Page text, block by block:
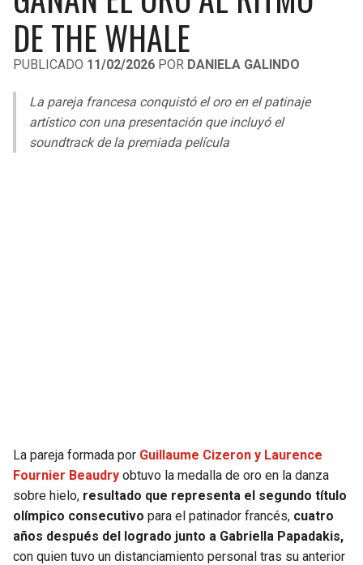
LIGA DE EXPANSIÓN MX
LEAGUES CUP
UEFA EUROPA LEAGUE
UEFA CONFERENCE LEAGUE
COPA LIBERTADORES
COPA SUDAMERICANA
DE THE WHALE
PUBLICADO 11/02/2026 POR DANIELA GALINDO
La pareja francesa conquistó el oro en el patinaje
artístico con una presentación que incluyó el
soundtrack de la premiada película
La pareja formada por Guillaume Cizeron y Laurence
Fournier Beaudry obtuvo la medalla de oro en la danza
sobre hielo, resultado que representa el segundo título
olímpico consecutivo para el patinador francés, cuatro
años después del logrado junto a Gabriella Papadakis,
con quien tuvo un distanciamiento personal tras su anterior